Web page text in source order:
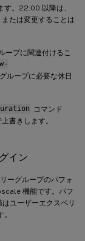
す。22:00 以降は、
たは変更することは
ープに関連付けるこ
ループに必要な休日
コマンド
書きします。
イン
ーグループのパフォ
機能です。パフ
ユーザーエクスペリ